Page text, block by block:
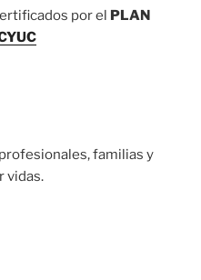
por el PLAN
familias y
vidas.